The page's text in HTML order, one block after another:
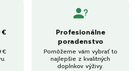
€
€
Profesionálne
poradenstvo
Pomôžeme vám vybrať to
najlepšie z kvalitných
doplnkov výživy.